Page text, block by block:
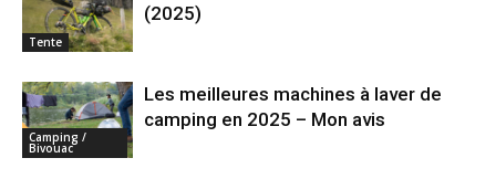
Tente
(2025)
Camping /
Bivouac
Les meilleures machines à laver de
camping en 2025 – Mon avis